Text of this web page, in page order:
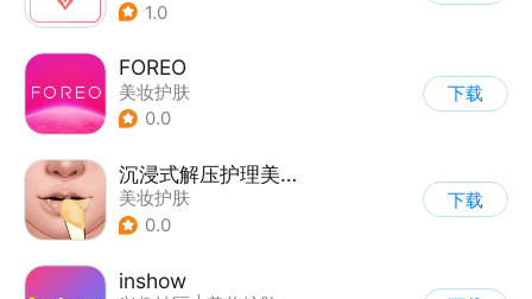
1.0
FOREO
美妆护肤
0.0
下载
沉浸式解压护理美妆模拟
美妆护肤
0.0
下载
inshow